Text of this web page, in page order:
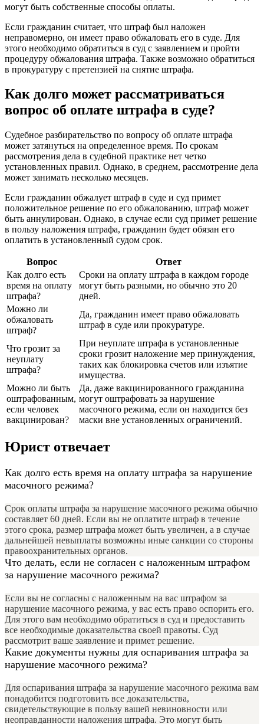
могут быть собственные способы оплаты.
Если гражданин считает, что штраф был наложен
неправомерно, он имеет право обжаловать его в суде. Для
этого необходимо обратиться в суд с заявлением и пройти
процедуру обжалования штрафа. Также возможно обратиться
в прокуратуру с претензией на снятие штрафа.
Как долго может рассматриваться
вопрос об оплате штрафа в суде?
Судебное разбирательство по вопросу об оплате штрафа
может затянуться на определенное время. По срокам
рассмотрения дела в судебной практике нет четко
установленных правил. Однако, в среднем, рассмотрение дела
может занимать несколько месяцев.
Если гражданин обжалует штраф в суде и суд примет
положительное решение по его обжалованию, штраф может
быть аннулирован. Однако, в случае если суд примет решение
в пользу наложения штрафа, гражданин будет обязан его
оплатить в установленный судом срок.
Вопрос
Ответ
Как долго есть
время на оплату
штрафа?
Сроки на оплату штрафа в каждом городе
могут быть разными, но обычно это 20
дней.
Можно ли
обжаловать
штраф?
Да, гражданин имеет право обжаловать
штраф в суде или прокуратуре.
Что грозит за
неуплату
штрафа?
При неуплате штрафа в установленные
сроки грозит наложение мер принуждения,
таких как блокировка счетов или изъятие
имущества.
Можно ли быть
оштрафованным,
если человек
вакцинирован?
Да, даже вакцинированного гражданина
могут оштрафовать за нарушение
масочного режима, если он находится без
маски вне установленных ограничений.
Юрист отвечает
Как долго есть время на оплату штрафа за нарушение
масочного режима?
Срок оплаты штрафа за нарушение масочного режима обычно
составляет 60 дней. Если вы не оплатите штраф в течение
этого срока, размер штрафа может быть увеличен, а в случае
дальнейшей невыплаты возможны иные санкции со стороны
правоохранительных органов.
Что делать, если не согласен с наложенным штрафом
за нарушение масочного режима?
Если вы не согласны с наложенным на вас штрафом за
нарушение масочного режима, у вас есть право оспорить его.
Для этого вам необходимо обратиться в суд и предоставить
все необходимые доказательства своей правоты. Суд
рассмотрит ваше заявление и примет решение.
Какие документы нужны для оспаривания штрафа за
нарушение масочного режима?
Для оспаривания штрафа за нарушение масочного режима вам
понадобится подготовить все доказательства,
свидетельствующие в пользу вашей невиновности или
неоправданности наложения штрафа. Это могут быть